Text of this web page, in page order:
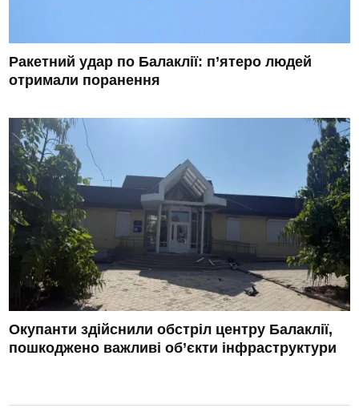
Ракетний удар по Балаклії: п’ятеро людей
отримали поранення
Окупанти здійснили обстріл центру Балаклії,
пошкоджено важливі об’єкти інфраструктури